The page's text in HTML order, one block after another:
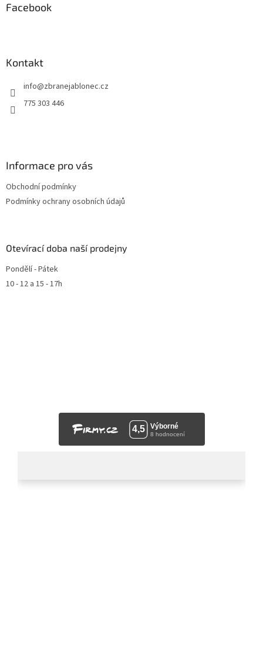
Facebook
Kontakt
info@zbranejablonec.cz
775 303 446
Informace pro vás
Obchodní podmínky
Podmínky ochrany osobních údajů
Otevírací doba naší prodejny
Pondělí - Pátek
10 - 12 a 15 - 17h